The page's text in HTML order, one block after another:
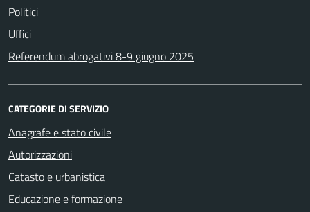
Politici
Uffici
Referendum abrogativi 8-9 giugno 2025
CATEGORIE DI SERVIZIO
Anagrafe e stato civile
Autorizzazioni
Catasto e urbanistica
Educazione e formazione